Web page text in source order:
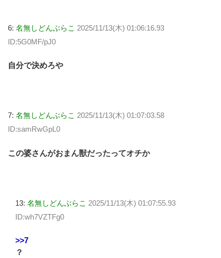
6: 名無しどんぶらこ 2025/11/13(木) 01:06:16.93
ID:5G0MF/pJ0
自分で決めろや
7: 名無しどんぶらこ 2025/11/13(木) 01:07:03.58
ID:samRwGpL0
この婆さんがおまん獣だったってオチか
13: 名無しどんぶらこ 2025/11/13(木) 01:07:55.93
ID:wh7VZTFg0
>>7
？